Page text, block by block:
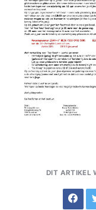
DIT ARTIKEL